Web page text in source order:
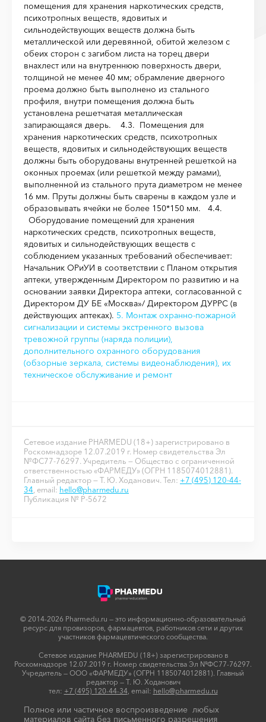
помещения для хранения наркотических средств,
психотропных веществ, ядовитых и
сильнодействующих веществ должна быть
металлической или деревян­ной, обитой железом с
обеих сторон с загибом листа на торец двери
внахлест или на внутрен­нюю поверхность двери,
толщиной не менее 40 мм; обрамление дверного
проема должно быть выполнено из стального
профиля, внутри помещения должна быть
установлена решет­чатая металлическая
запирающаяся дверь.
4.3. Помещения для
хранения наркотических средств, психотропных
веществ, ядови­тых и сильнодействующих веществ
должны быть оборудованы внутренней решеткой на
окон­ных проемах (или решеткой между рамами),
выполненной из стального прута диаметром не менее
16 мм. Пруты должны быть сварены в каждом узле и
образовывать ячейки не более 150*150 мм. 4.4.
Оборудование помещений для хранения
наркотических средств, психотропных веществ,
ядовитых и сильнодействующих веществ с
соблюдением указанных требований обеспечивает:
Начальник ОРиУИ в соответствии с Планом открытия
аптеки, утвержденным Директором по развитию и на
основании заявки Директора аптеки, согласованной с
Дирек­тором ДУ БЕ «Москва»/ Директором ДУРРС (в
действующих аптеках). 5. Монтаж охранно-пожарной
сигнализации и системы экстренного вызова
тревожной группы (наряда полиции),
дополнительного охранного оборудования
(обзорные зеркала, системы видеонаблюдения), их
техническое обслуживание и ремонт
Сетевое издание PHARMEDU (18+) зарегистрировано в
Роскомнадзоре 12.07.2019 г. Номер свидетельства Эл
№ФС77-76297. Учредитель — Общество с ограниченной
ответственностью «ФАРМЕДУ» (ОГРН 1185074012881).
Главный редактор — Т. Ю. Ходанович. Тел: +7 (495) 120-44-
34 , email: hello@pharmedu.ru
Публикация № P-5672
© 2014-2026 Pharmedu.ru — это информационно-образовательный
ресурс для провизоров, фармацевтов, работников сети и других
участников фармацевтического сообщества.
Сетевое издание PHARMEDU (18+) зарегистрировано в
Роскомнадзоре 12.07.2019 г. Номер свидетельства Эл №ФС77-76297.
Учредитель — ООО «ФАРМЕДУ» (ОГРН 1185074012881). Главный
редактор — Т. Ю. Ходанович
тел: +7 (495) 120-44-34, email: hello@pharmedu.ru
Полное или частичное воспроизведение любых
материалов сайта без письменного разрешения